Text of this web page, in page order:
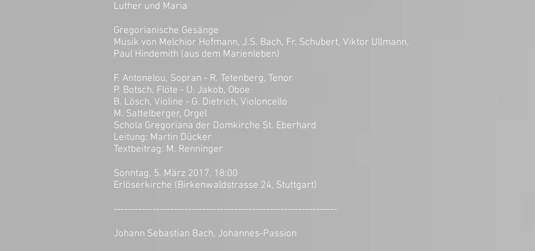
Luther und Maria
Gregorianische Gesänge
Musik von Melchior Hofmann, J.S. Bach, Fr. Schubert, Viktor Ullmann,
Paul Hindemith (aus dem Marienleben)
F. Antonelou, Sopran - R. Tetenberg, Tenor
P. Botsch, Flöte - U. Jakob, Oboe
B. Lösch, Violine - G. Dietrich, Violoncello
M. Sattelberger, Orgel
Schola Gregoriana der Domkirche St. Eberhard
Leitung: Martin Dücker
Textbeitrag: M. Renninger
Sonntag, 5. März 2017, 18:00
Erlöserkirche (Birkenwaldstrasse 24, Stuttgart)
---------------------------------------------------------------
Johann Sebastian Bach, Johannes-Passion